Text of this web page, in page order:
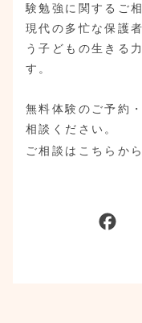
験勉強に関するご
現代の多忙な保護
う子どもの生きる
す。
無料体験のご予約
相談ください。
ご相談はこちらから